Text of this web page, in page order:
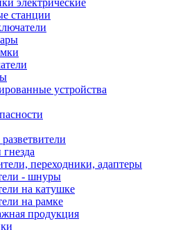
электрические
станции
устройства
переходники, адаптеры
- шнуры
на катушке
на рамке
продукция